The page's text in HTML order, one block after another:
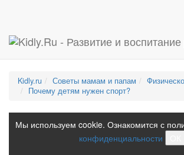
Kidly.ru Советы мамам и папам
Почему детям нужен спорт?
Мы используем cookie. Ознакомится с
конфиденциальности